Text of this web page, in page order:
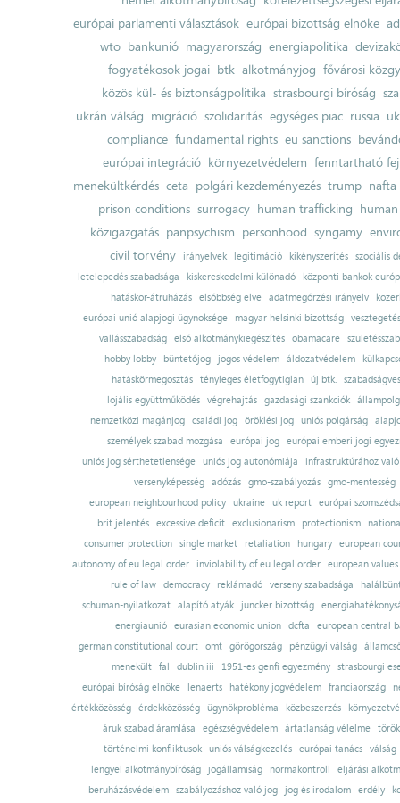
európai parlamenti választások európai bizottság elnöke
wto bankunió magyarország energiapolitika
fogyatékosok jogai btk alkotmányjog fővárosi
közös kül- és biztonságpolitika strasbourgi bíróság
ukrán válság migráció szolidaritás egységes piac russia
compliance fundamental rights eu sanctions
európai integráció környezetvédelem fenntartható
menekültkérdés ceta polgári kezdeményezés trump nafta
prison conditions surrogacy human trafficking
közigazgatás panpsychism personhood syngamy
civil törvény
irányelvek legitimáció kikényszerítés szociális
letelepedés szabadsága
kiskereskedelmi különadó
központi bankok
hatáskör-átruházás
elsőbbség elve adatmegőrzési irányelv
európai unió alapjogi ügynoksége
magyar helsinki bizottság
vesztegetés
vallásszabadság
első alkotmánykiegészítés obamacare
hobby lobby
büntetőjog jogos védelem áldozatvédelem
hatáskörmegosztás tényleges életfogytiglan új btk.
lojális együttműködés
végrehajtás gazdasági szankciók
nemzetközi magánjog
családi jog öröklési jog uniós polgárság
személyek szabad mozgása
európai jog európai emberi jogi
uniós jog sérthetetlensége uniós jog autonómiája
infrastruktúrához
versenyképesség adózás gmo-szabályozás gmo-mentesség
european neighbourhood policy
ukraine uk report
európai
brit jelentés excessive deficit exclusionarism protectionism
consumer protection
single market retaliation hungary
european
autonomy of eu legal order
inviolability of eu legal order
european values
rule of law
democracy reklámadó verseny szabadsága
schuman-nyilatkozat alapító atyák juncker bizottság
energiaunió eurasian economic union dcfta
european central
german constitutional court
omt görögország pénzügyi válság
menekült
fal dublin iii 1951-es genfi egyezmény
strasbourgi
európai bíróság elnöke
lenaerts hatékony jogvédelem franciaország
értékközösség
érdekközösség ügynökprobléma közbeszerzés
áruk szabad áramlása
egészségvédelem ártatlanság vélelme
történelmi konfliktusok uniós válságkezelés európai tanács válság
lengyel alkotmánybíróság
jogállamiság normakontroll
eljárási
beruházásvédelem
szabályozáshoz való jog jog és irodalom erdély